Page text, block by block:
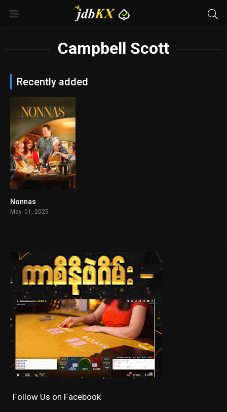
Campbell Scott
Recently added
Nonnas
May. 01, 2025
Follow Us on Facebook